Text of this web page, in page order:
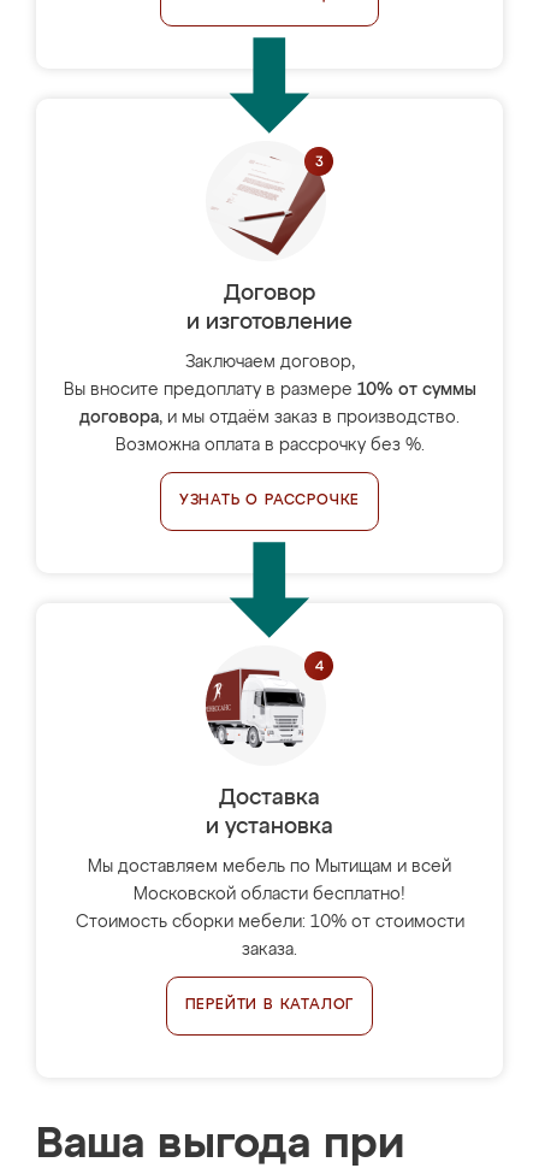
Договор
и изготовление
Заключаем договор,
Вы вносите предоплату в размере 10% от суммы
договора, и мы отдаём заказ в производство.
Возможна оплата в рассрочку без %.
УЗНАТЬ О РАССРОЧКЕ
Доставка
и установка
Мы доставляем мебель по Мытищам и всей
Московской области бесплатно!
Стоимость сборки мебели: 10% от стоимости
заказа.
ПЕРЕЙТИ В КАТАЛОГ
Ваша выгода при